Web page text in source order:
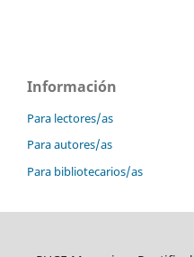
Información
Para lectores/as
Para autores/as
Para bibliotecarios/as